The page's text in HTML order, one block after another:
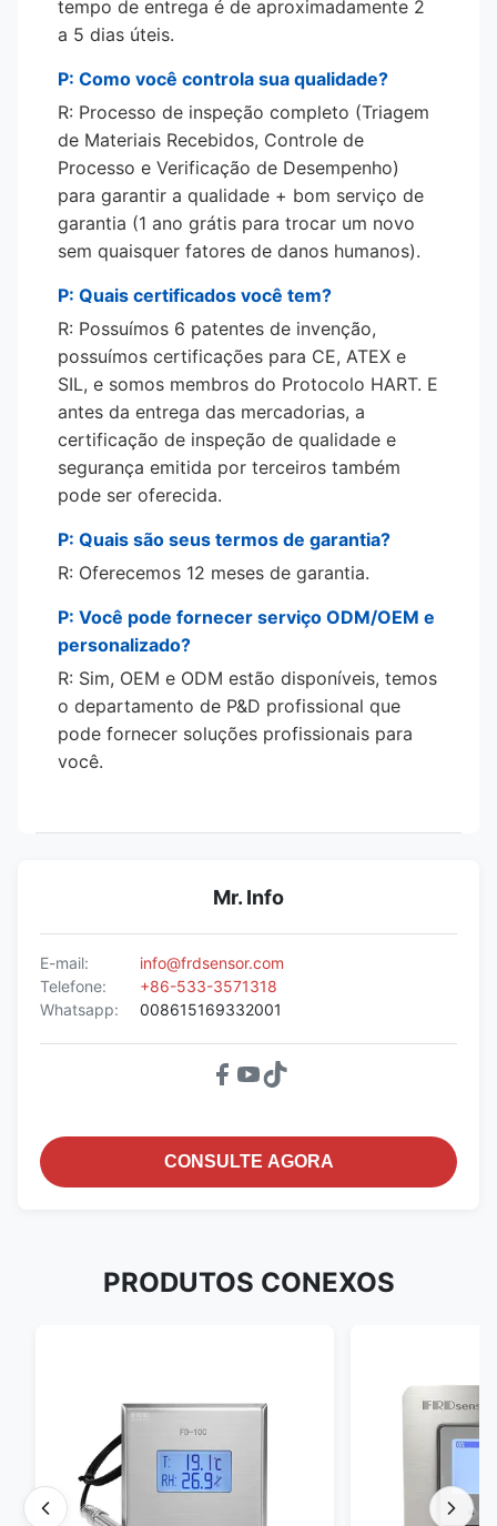
tempo de entrega é de aproximadamente 2
a 5 dias úteis.
P: Como você controla sua qualidade?
R: Processo de inspeção completo (Triagem
de Materiais Recebidos, Controle de
Processo e Verificação de Desempenho)
para garantir a qualidade + bom serviço de
garantia (1 ano grátis para trocar um novo
sem quaisquer fatores de danos humanos).
P: Quais certificados você tem?
R: Possuímos 6 patentes de invenção,
possuímos certificações para CE, ATEX e
SIL, e somos membros do Protocolo HART. E
antes da entrega das mercadorias, a
certificação de inspeção de qualidade e
segurança emitida por terceiros também
pode ser oferecida.
P: Quais são seus termos de garantia?
R: Oferecemos 12 meses de garantia.
P: Você pode fornecer serviço ODM/OEM e
personalizado?
R: Sim, OEM e ODM estão disponíveis, temos
o departamento de P&D profissional que
pode fornecer soluções profissionais para
você.
Mr. Info
E-mail:
info@frdsensor.com
Telefone:
+86-533-3571318
Whatsapp:
008615169332001
CONSULTE AGORA
PRODUTOS CONEXOS